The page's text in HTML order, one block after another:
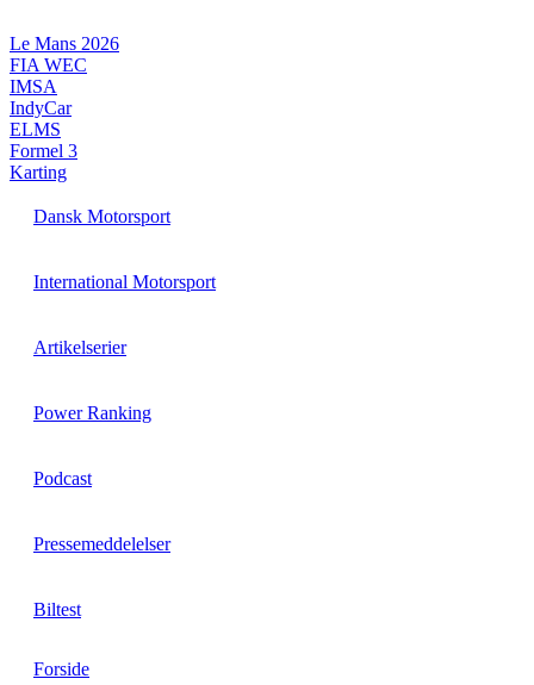
til
indhold
Le Mans 2026
FIA WEC
IMSA
IndyCar
ELMS
Formel 3
Karting
Dansk Motorsport
International Motorsport
Artikelserier
Power Ranking
Podcast
Pressemeddelelser
Biltest
Forside